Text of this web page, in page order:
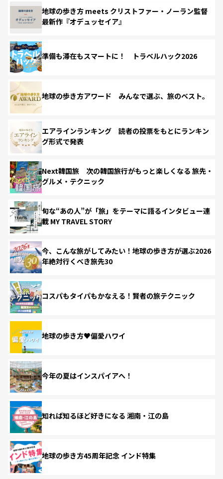
地球の歩き方 meets クリストファー・ノーラン監督
最新作『オデュッセイア』
準備も滞在もスマートに！ トラベルハック2026
地球の歩き方アワード みんなで選ぶ、旅のベスト。
エアラインランキング 読者の投票をもとにランキン
グ形式で発表
Next韓国旅 次の韓国旅行がもっと楽しくなる 旅先・
グルメ・テクニック
旬な“あの人”が「旅」をテーマに語るインタビュー連
載 MY TRAVEL STORY
今、こんな旅がしてみたい！地球の歩き方が選ぶ2026
年絶対行くべき旅先30
コスパもタイパもかなえる！賢者の旅テクニック
地球の歩き方♥偏愛ハワイ
今年の夏はインスパイアへ！
知れば知るほど好きになる 湘南・江の島
地球の歩き方45周年記念 インド特集